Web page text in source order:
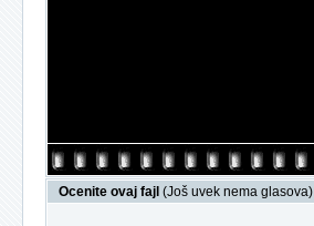
Ocenite ovaj fajl (Još uvek nema glasova)